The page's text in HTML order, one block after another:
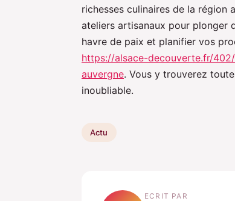
richesses culinaires de la
ateliers artisanaux pour plonger
havre de paix et planifier vos
https://alsace-decouverte.fr/
auvergne. Vous y trouverez
inoubliable.
Actu
ECRIT PAR